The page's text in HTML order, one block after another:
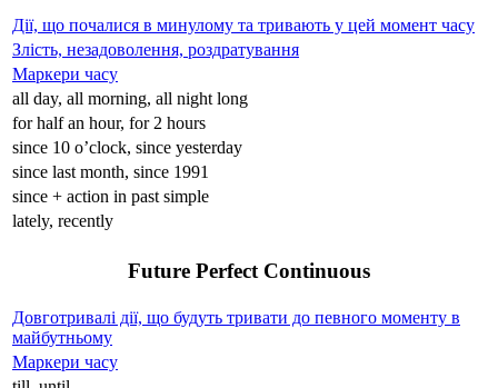
Дії, що почалися в минулому та тривають у цей момент часу
Злість, незадоволення, роздратування
Маркери часу
all day, all morning, all night long
for half an hour, for 2 hours
since 10 o’clock, since yesterday
since last month, since 1991
since + action in past simple
lately, recently
Future Perfect Continuous
Довготривалі дії, що будуть тривати до певного моменту в
майбутньому
Маркери часу